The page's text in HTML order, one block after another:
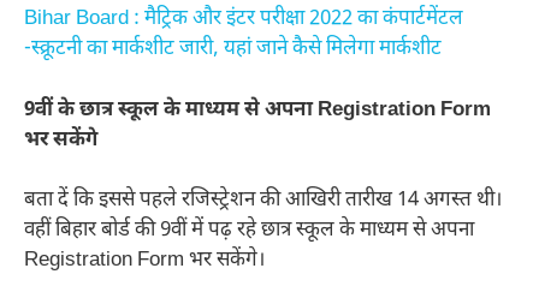
Bihar Board : मैट्रिक और इंटर परीक्षा 2022 का कंपार्टमेंटल
-स्क्रूटनी का मार्कशीट जारी, यहां जाने कैसे मिलेगा मार्कशीट
9वीं के छात्र स्कूल के माध्यम से अपना Registration Form
भर सकेंगे
बता दें कि इससे पहले रजिस्ट्रेशन की आखिरी तारीख 14 अगस्त थी।
वहीं बिहार बोर्ड की 9वीं में पढ़ रहे छात्र स्कूल के माध्यम से अपना
Registration Form भर सकेंगे।